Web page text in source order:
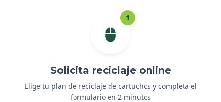
1
Solicita reciclaje online
Elige tu plan de reciclaje de cartuchos y completa el
formulario en 2 minutos